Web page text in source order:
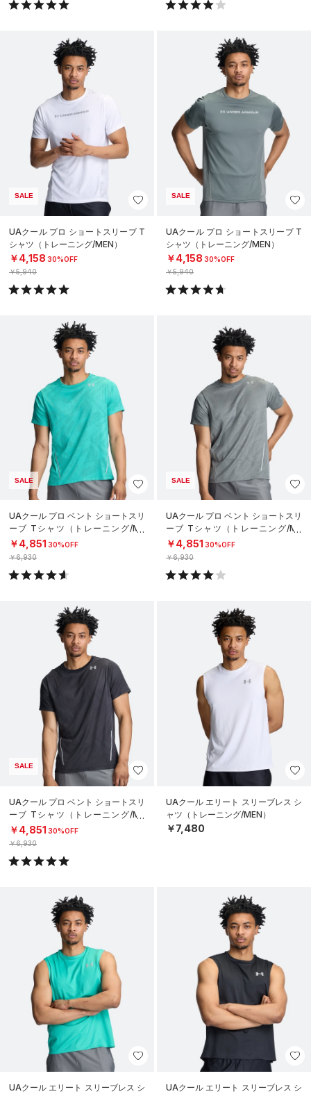
SALE
UAクール プロ ショートスリーブ T
シャツ（トレーニング/MEN）
￥4,158 30%OFF
￥5,940
SALE
UAクール プロ ショートスリーブ T
シャツ（トレーニング/MEN）
￥4,158 30%OFF
￥5,940
SALE
UAクール プロ ベント ショートスリ
ーブ Tシャツ（トレーニング/ME
N）
￥4,851 30%OFF
￥6,930
SALE
UAクール プロ ベント ショートスリ
ーブ Tシャツ（トレーニング/ME
N）
￥4,851 30%OFF
￥6,930
SALE
UAクール プロ ベント ショートスリ
ーブ Tシャツ（トレーニング/ME
N）
￥4,851 30%OFF
￥6,930
UAクール エリート スリーブレス シ
ャツ（トレーニング/MEN）
￥7,480
UAクール エリート スリーブレス シ UAクール エリート スリーブレス シ